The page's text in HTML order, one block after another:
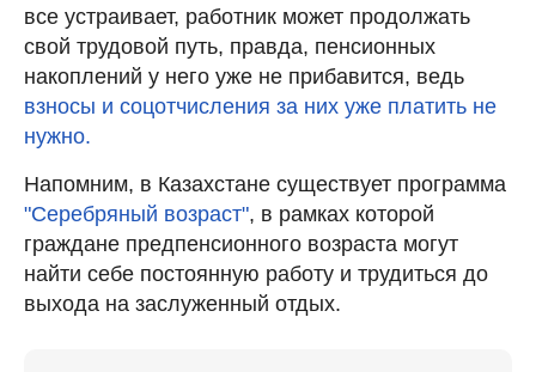
все устраивает, работник может продолжать
свой трудовой путь, правда, пенсионных
накоплений у него уже не прибавится, ведь
взносы и соцотчисления за них уже платить не
нужно.
Напомним, в Казахстане существует программа
"Серебряный возраст", в рамках которой
граждане предпенсионного возраста могут
найти себе постоянную работу и трудиться до
выхода на заслуженный отдых.